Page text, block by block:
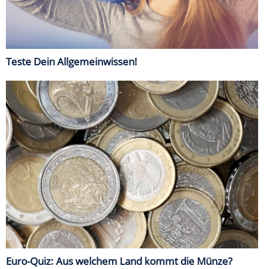
Teste Dein Allgemeinwissen!
Euro-Quiz: Aus welchem Land kommt die Münze?